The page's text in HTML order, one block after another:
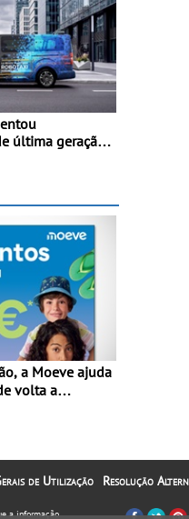
última geração
volta a
de Utilização Resolução
a informação